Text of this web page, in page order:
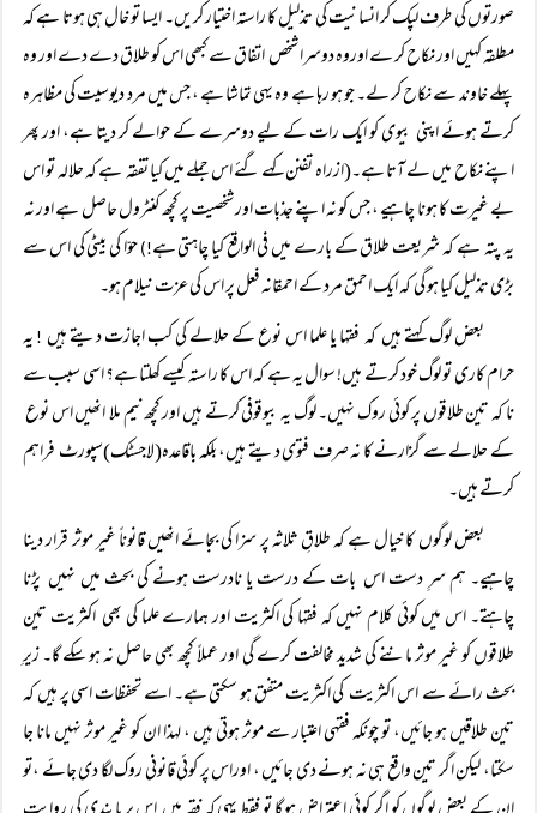
صورتوں کی طرف لپک کر انسانیت کی تذلیل کا راستہ اختیار کریں۔ ایسا تو خال ہی ہوتا ہے کہ
مطلقہ کہیں اور نکاح کر ے اوروہ دوسرا شخص اتفاق سے کبھی اس کو طلاق دے دے اور وہ
پہلے خاوند سے نکاح کر لے۔ جو ہو رہا ہے وہ یہی تماشا ہے ، جس میں مرد دیوسیت کی مظاہرہ
کرتے ہوئے اپنی بیوی کو ایک رات کے لیے دوسرے کے حوالے کر دیتا ہے، اور پھر
اپنے نکاح میں لے آتا ہے۔(ازراہ تفنن کہے گئے اس جملے میں کیا تفقہ ہے کہ حلالہ تو اس
بے غیرت کا ہونا چاہیے ، جس کو نہ اپنے جذبات اور شخصیت پر کچھ کنٹرول حاصل ہے اور نہ
یہ پتہ ہے کہ شریعت طلاق کے بارے میں فی الواقع کیا چاہتی ہے!)حوّا کی بیٹی کی اس سے
بڑی تذلیل کیا ہو گی کہ ایک احمق مرد کے احمقانہ فعل پر اس کی عزت نیلام ہو۔
بعض لوگ کہتے ہیں کہ فقہا یا علما اس نوع کے حلالے کی کب اجازت دیتے ہیں ! یہ
حرام کاری تو لوگ خود کرتے ہیں! سوال یہ ہے کہ اس کا راستہ کیسے کھلتا ہے؟ اسی سبب سے
نا کہ تین طلاقوں پر کوئی روک نہیں۔ لوگ یہ بیوقوفی کرتے ہیں اور کچھ نیم ملا انھیں اس نوع
کے حلالے سے گزارنے کا نہ صرف فتوی دیتے ہیں، بلکہ باقاعدہ(لاجسٹک)سپورٹ فراہم
کرتے ہیں۔
بعض لوگوں کا خیال ہے کہ طلاقِ ثلاثہ پر سزا کی بجائے انھیں قانوناً غیر موثر قرار دینا
چاہیے۔ ہم سرِ دست اس بات کے درست یا نادرست ہونے کی بحث میں نہیں پڑنا
چاہتے۔ اس میں کوئی کلام نہیں کہ فقہا کی اکثریت اور ہمارے علما کی بھی اکثریت تین
طلاقوں کو غیر موثر ماننے کی شدید مخالفت کرے گی اور عملاً کچھ بھی حاصل نہ ہو سکے گا۔ زیرِ
بحث رائے سے اس اکثریت کی اکثریت متفق ہو سکتی ہے۔ اسے تحفظات اسی پر ہیں کہ
تین طلاقیں ہو جائیں، تو چونکہ فقہی اعتبار سے موثر ہوتی ہیں ، لہذا ان کو غیر موثر نہیں مانا جا
سکتا، لیکن اگر تین واقع ہی نہ ہونے دی جائیں ، اوراس پر کوئی قانونی روک لگا دی جائے ،تو